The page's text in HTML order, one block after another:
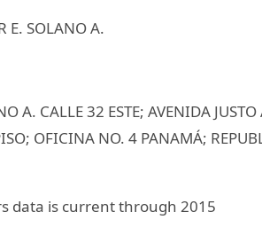
E. SOLANO A.
A. CALLE 32 ESTE; AVENIDA
OFICINA NO. 4 PANAMÁ;
data is current through 2015